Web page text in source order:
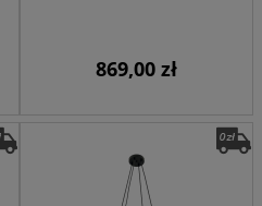
869,00 zł